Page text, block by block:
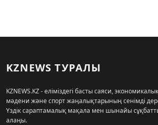
KZNEWS ТУРАЛЫ
KZNEWS.KZ - еліміздегі басты саяси,
мәдени және спорт жаңалықтарының сенімді
Үздік сараптамалық мақала мен шынайы
алаңы.